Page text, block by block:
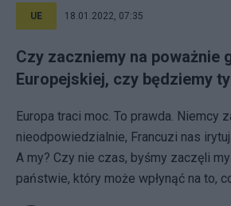
UE 18.01.2022, 07:35
Czy zaczniemy na poważnie
Europejskiej, czy będziemy
Europa traci moc. To prawda. Niemcy
nieodpowiedzialnie, Francuzi nas
A my? Czy nie czas, byśmy zaczęli
państwie, który może wpłynąć na to,